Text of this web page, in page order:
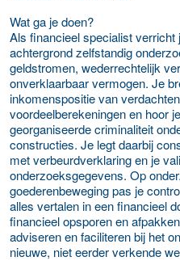
Wat ga je doen?
Als financieel specialist verricht
achtergrond zelfstandig
geldstromen, wederrechtelijk
onverklaarbaar vermogen. Je
inkomenspositie van
voordeelberekeningen en hoor
georganiseerde criminaliteit
constructies. Je legt daarbij
met verbeurdverklaring en je
onderzoeksgegevens. Op
goederenbeweging pas je
alles vertalen in een financieel
financieel opsporen en
adviseren en faciliteren bij het
nieuwe, niet eerder verkende